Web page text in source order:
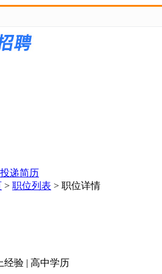
投递简历
> 职位列表 > 职位详情
经验 | 高中学历